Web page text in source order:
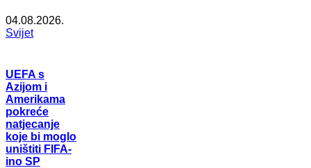
04.08.2026.
Svijet
UEFA s
Azijom i
Amerikama
pokreće
natjecanje
koje bi moglo
uništiti FIFA-
ino SP